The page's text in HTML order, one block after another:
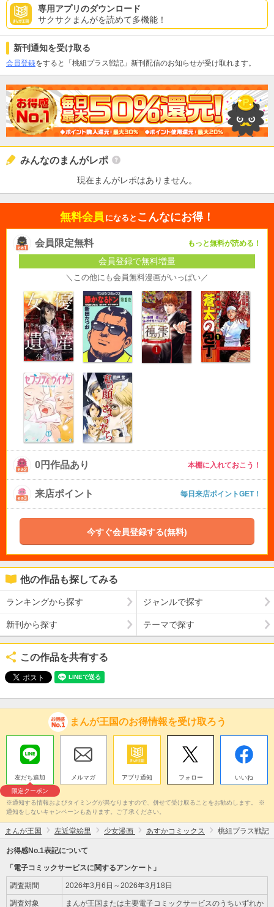
専用アプリのダウンロード
サクサクまんがを読めて多機能！
新刊通知を受け取る
会員登録をすると「桃組プラス戦記」新刊配信のお知らせが受け取れます。
みんなのまんがレポ
現在まんがレポはありません。
無料会員 になると こんなにお得！
会員限定無料 もっと無料が読める！
会員登録で無料増量
＼この他にも会員無料漫画がいっぱい／
0円作品あり 本棚に入れておこう！
来店ポイント 毎日来店ポイントGET！
今すぐ会員登録する(無料)
他の作品も探してみる
ランキングから探す ジャンルで探す
新刊から探す テーマで探す
この作品を共有する
まんが王国のお得情報を受け取ろう
友だち追加
限定クーポン
メルマガ アプリ通知 フォロー いいね
※通知する情報およびタイミングが異なりますので、併せて受け取ることをお勧めします。 ※
通知をしないキャンペーンもあります。ご了承ください。
まんが王国 左近堂絵里 少女漫画 あすかコミックス 桃組プラス戦記
お得感No.1表記について
「電子コミックサービスに関するアンケート」
調査期間 2026年3月6日～2026年3月18日
調査対象 まんが王国または主要電子コミックサービスのうちいずれか